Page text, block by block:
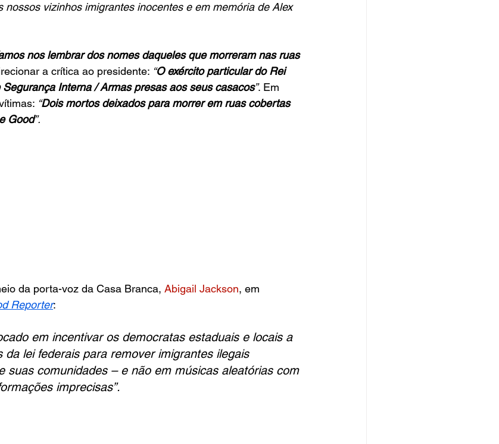
nossos vizinhos imigrantes inocentes e em memória de Alex
nos lembrar dos nomes daqueles que morreram nas ruas
a crítica ao presidente: “O exército particular do Rei
Interna / Armas presas aos seus casacos”. Em
“Dois mortos deixados para morrer em ruas cobertas
Good”.
da porta-voz da Casa Branca, Abigail Jackson, em
Reporter:
em incentivar os democratas estaduais e locais a
da lei federais para remover imigrantes ilegais
suas comunidades – e não em músicas aleatórias com
imprecisas”.